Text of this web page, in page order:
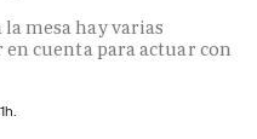
mesa hay varias
cuenta para actuar con